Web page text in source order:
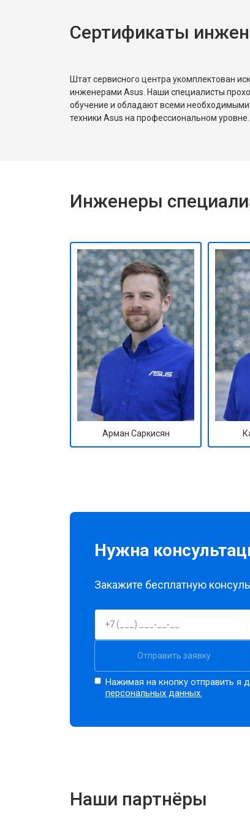
Сертификаты
Штат сервисного центра укомплектован
инженерами Asus. Наши специалисты
обучение и обладают всеми
техники Asus на профессиональном уровне.
Инженеры
Арман Саркисян
Нужна
Закажите бесплатную
Отправить заявку
Нажимая на кнопку отправить я
персональных данных.
Наши партнёры